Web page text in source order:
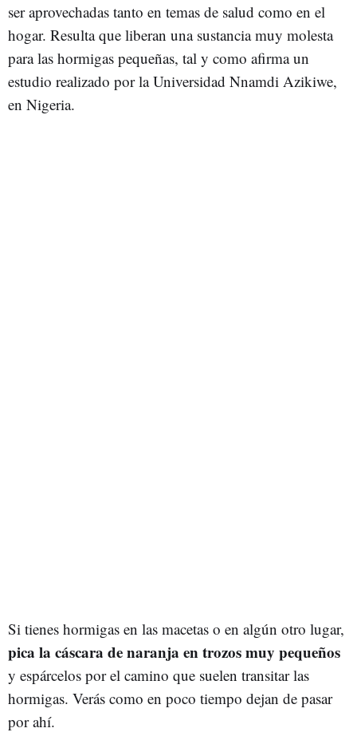
ser aprovechadas tanto en temas de salud como en el
hogar. Resulta que liberan una sustancia muy molesta
para las hormigas pequeñas, tal y como afirma un
estudio realizado por la Universidad Nnamdi Azikiwe,
en Nigeria.
Si tienes hormigas en las macetas o en algún otro lugar,
pica la cáscara de naranja en trozos muy pequeños
y espárcelos por el camino que suelen transitar las
hormigas. Verás como en poco tiempo dejan de pasar
por ahí.